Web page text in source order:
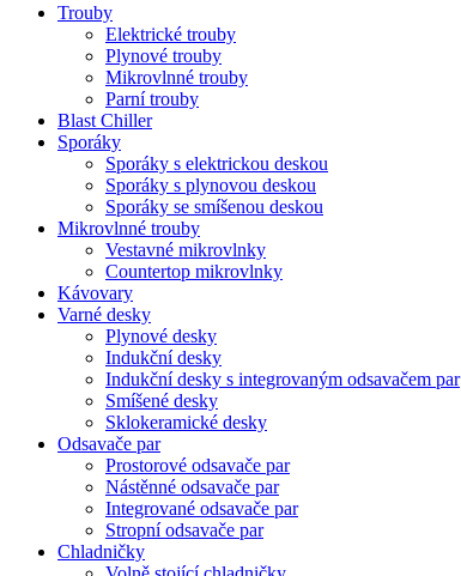
Trouby
Elektrické trouby
Plynové trouby
Mikrovlnné trouby
Parní trouby
Blast Chiller
Sporáky
Sporáky s elektrickou deskou
Sporáky s plynovou deskou
Sporáky se smíšenou deskou
Mikrovlnné trouby
Vestavné mikrovlnky
Countertop mikrovlnky
Kávovary
Varné desky
Plynové desky
Indukční desky
Indukční desky s integrovaným odsavačem par
Smíšené desky
Sklokeramické desky
Odsavače par
Prostorové odsavače par
Nástěnné odsavače par
Integrované odsavače par
Stropní odsavače par
Chladničky